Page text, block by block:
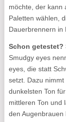
möchte, der kann
Paletten wählen,
Dauerbrennern in
Schon getestet?
Smudgy eyes
eyes, die statt
setzt. Dazu
dunkelsten Ton
mittleren Ton und
den Augenbrauen